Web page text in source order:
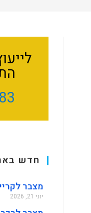
חדש
מצבר
יוני 21, 2026